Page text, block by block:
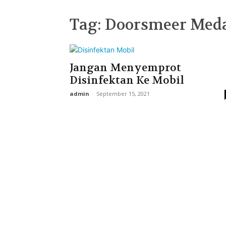
Tag: Doorsmeer
Jangan Menyemprot
Disinfektan Ke Mobil
admin - September 15, 2021